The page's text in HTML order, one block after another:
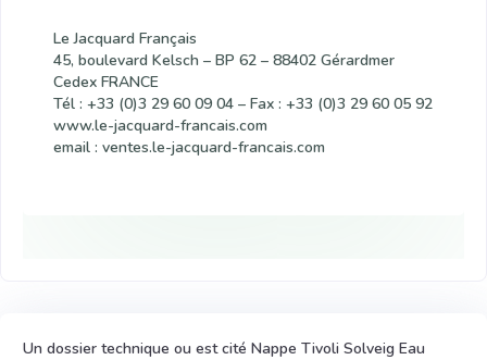
Le Jacquard Français
45, boulevard Kelsch – BP 62 – 88402 Gérardmer
Cedex FRANCE
Tél : +33 (0)3 29 60 09 04 – Fax : +33 (0)3 29 60 05 92
www.le-jacquard-francais.com
email : ventes.le-jacquard-francais.com
Un dossier technique ou est cité Nappe Tivoli Solveig Eau